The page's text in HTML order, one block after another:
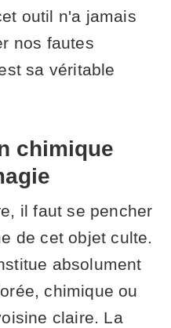
outil n'a jamais
nos fautes
sa véritable
chimique
il faut se pencher
de cet objet culte.
absolument
chimique ou
claire. La